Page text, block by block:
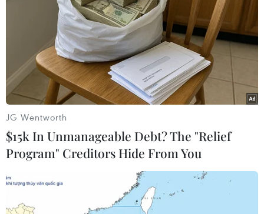
Đức: Lãnh đạo CDU bác xuất đàm phán lại
thỏa thuận liên minh
17/11/2019 23:44
Chủ tịch CDU Kramp-Karrenbauer cho biết thỏa thuận
JG Wentworth
$15k In Unmanageable Debt? The "Relief
Program" Creditors Hide From You